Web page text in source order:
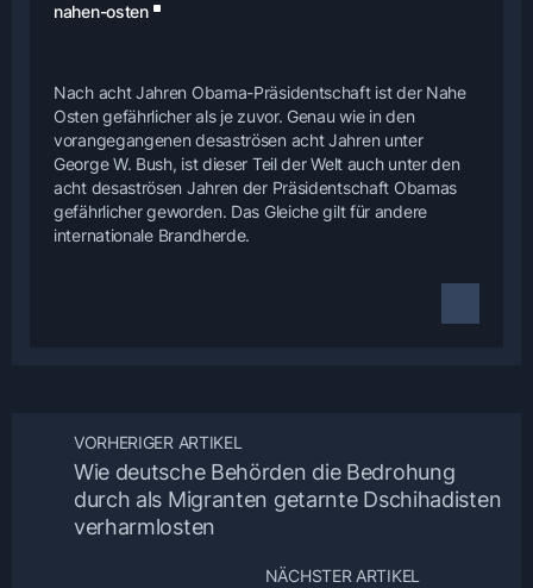
nahen-osten
Nach acht Jahren Obama-Präsidentschaft ist der Nahe
Osten gefährlicher als je zuvor. Genau wie in den
vorangegangenen desaströsen acht Jahren unter
George W. Bush, ist dieser Teil der Welt auch unter den
acht desaströsen Jahren der Präsidentschaft Obamas
gefährlicher geworden. Das Gleiche gilt für andere
internationale Brandherde.
VORHERIGER ARTIKEL
Wie deutsche Behörden die Bedrohung
durch als Migranten getarnte Dschihadisten
verharmlosten
NÄCHSTER ARTIKEL